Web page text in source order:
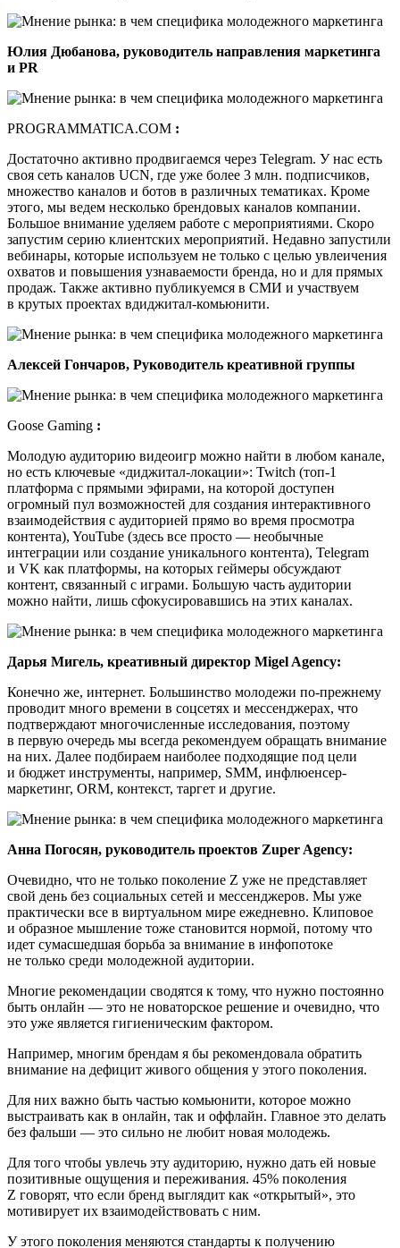
Юлия Дюбанова, руководитель направления маркетинга
и PR
PROGRAMMATICA.COM :
Достаточно активно продвигаемся через Telegram. У нас есть
своя сеть каналов UCN, где уже более 3 млн. подписчиков,
множество каналов и ботов в различных тематиках. Кроме
этого, мы ведем несколько брендовых каналов компании.
Большое внимание уделяем работе с мероприятиями. Скоро
запустим серию клиентских мероприятий. Недавно запустили
вебинары, которые используем не только с целью увлеичения
охватов и повышения узнаваемости бренда, но и для прямых
продаж. Также активно публикуемся в СМИ и участвуем
в крутых проектах вдиджитал-комьюнити.
Алексей Гончаров, Руководитель креативной группы
Goose Gaming :
Молодую аудиторию видеоигр можно найти в любом канале,
но есть ключевые «диджитал-локации»: Twitch (топ-1
платформа с прямыми эфирами, на которой доступен
огромный пул возможностей для создания интерактивного
взаимодействия с аудиторией прямо во время просмотра
контента), YouTube (здесь все просто — необычные
интеграции или создание уникального контента), Telegram
и VK как платформы, на которых геймеры обсуждают
контент, связанный с играми. Большую часть аудитории
можно найти, лишь сфокусировавшись на этих каналах.
Дарья Мигель, креативный директор Migel Agency:
Конечно же, интернет. Большинство молодежи по-прежнему
проводит много времени в соцсетях и мессенджерах, что
подтверждают многочисленные исследования, поэтому
в первую очередь мы всегда рекомендуем обращать внимание
на них. Далее подбираем наиболее подходящие под цели
и бюджет инструменты, например, SMM, инфлюенсер-
маркетинг, ORM, контекст, таргет и другие.
Анна Погосян, руководитель проектов Zuper Agency:
Очевидно, что не только поколение Z уже не представляет
свой день без социальных сетей и мессенджеров. Мы уже
практически все в виртуальном мире ежедневно. Клиповое
и образное мышление тоже становится нормой, потому что
идет сумасшедшая борьба за внимание в инфопотоке
не только среди молодежной аудитории.
Многие рекомендации сводятся к тому, что нужно постоянно
быть онлайн — это не новаторское решение и очевидно, что
это уже является гигиеническим фактором.
Например, многим брендам я бы рекомендовала обратить
внимание на дефицит живого общения у этого поколения.
Для них важно быть частью комьюнити, которое можно
выстраивать как в онлайн, так и оффлайн. Главное это делать
без фальши — это сильно не любит новая молодежь.
Для того чтобы увлечь эту аудиторию, нужно дать ей новые
позитивные ощущения и переживания. 45% поколения
Z говорят, что если бренд выглядит как «открытый», это
мотивирует их взаимодействовать с ним.
У этого поколения меняются стандарты к получению